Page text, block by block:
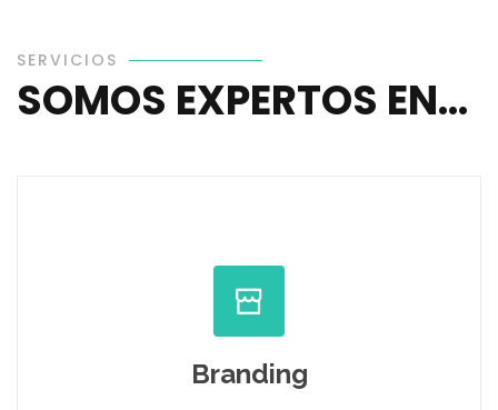
SERVICIOS
SOMOS EXPERTOS EN...
Branding